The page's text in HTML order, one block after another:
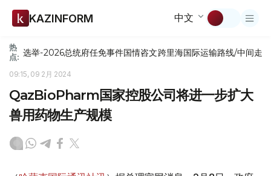
KAZINFORM 中文
热
点: 选举-2026总统府任免事件国情咨文跨里海国际运输路线/中间走廊
09:15, 09 2月 2024
QazBioPharm国家控股公司将进一步扩大
兽用药物生产规模